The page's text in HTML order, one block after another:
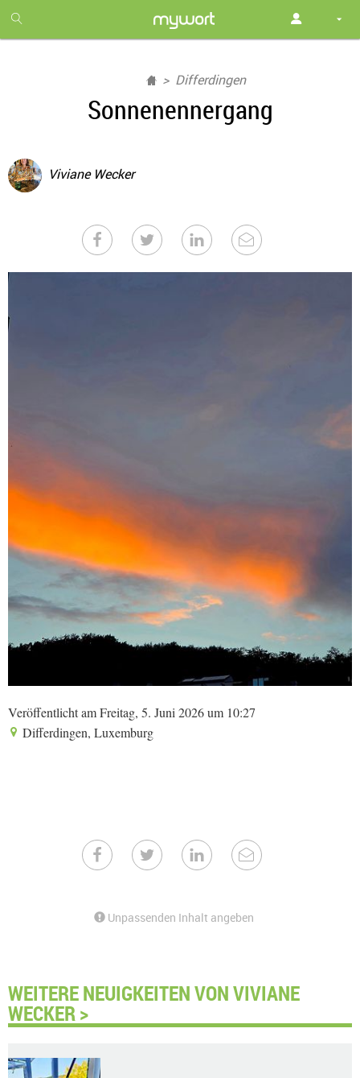
month
free
Differdingen
Sonnenennergang
Viviane Wecker
Veröffentlicht am Freitag, 5. Juni 2026 um 10:27
Differdingen, Luxemburg
Unpassenden Inhalt angeben
WEITERE NEUIGKEITEN VON VIVIANE
WECKER >